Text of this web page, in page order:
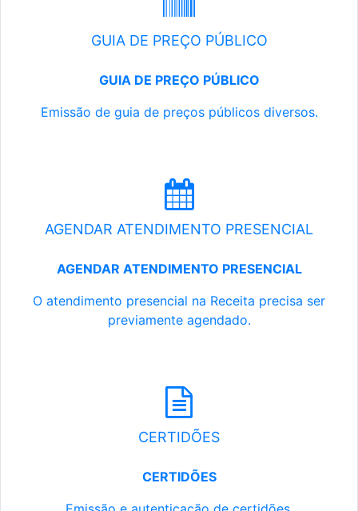
GUIA DE PREÇO PÚBLICO
GUIA DE PREÇO PÚBLICO
Emissão de guia de preços públicos diversos.
AGENDAR ATENDIMENTO PRESENCIAL
AGENDAR ATENDIMENTO PRESENCIAL
O atendimento presencial na Receita precisa ser
previamente agendado.
CERTIDÕES
CERTIDÕES